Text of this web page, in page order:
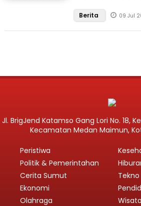
Berita 09 Jul
Jl. BrigJend Katamso Gang Lori No. 18,
Kecamatan Medan Maimun,
Peristiwa
Politik & Pemerintahan
Cerita Sumut
Ekonomi
Olahraga
Tekno
Wisata